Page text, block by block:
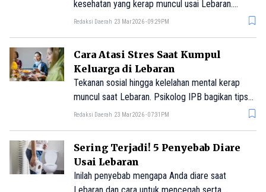
kesehatan yang kerap muncul usai Lebaran.
Waspada!
Redaksi Daerah 23 Mar 2026 - 09:29PM
Cara Atasi Stres Saat Kumpul
Keluarga di Lebaran
Tekanan sosial hingga kelelahan mental kerap
muncul saat Lebaran. Psikolog IPB bagikan tips
mengelola stres dan menjaga kesehatan mental.
Redaksi Daerah 23 Mar 2026 - 07:31PM
Sering Terjadi! 5 Penyebab Diare
Usai Lebaran
Inilah penyebab mengapa Anda diare saat